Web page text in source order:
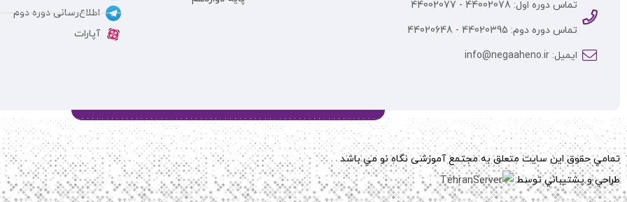
تماس دوره اول: 44002078 - 44002077
تماس دوره دوم: 44020395 - 44020648
ایمیل: info@negaaheno.ir
اطلاع‌رسانی دوره دوم
آپارات
تمامي حقوق اين سايت متعلق به مجتمع آموزشی نگاه نو مي باشد
طراحي و پشتيباني توسط